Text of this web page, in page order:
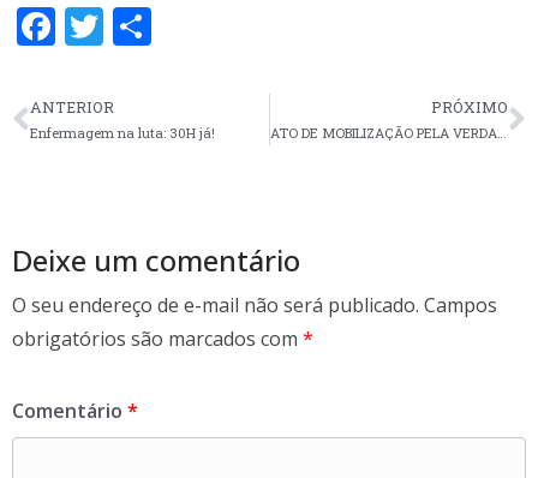
F
e
b
k
T
itt
er e
ANTERIOR
Enfermagem na luta: 30H já!
PRÓXIMO
ATO DE MOBILIZAÇÃO PELA VERDADE
Deixe um comentário
O seu endereço de e-mail não será publicado. Campos
obrigatórios são marcados com *
Comentário *